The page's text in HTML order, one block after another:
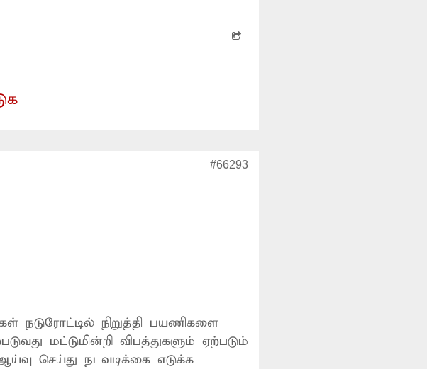
#66293
பயணிகளை
மட்டுமின்றி விபத்துகளும் ஏற்படும்
செய்து நடவடிக்கை எடுக்க